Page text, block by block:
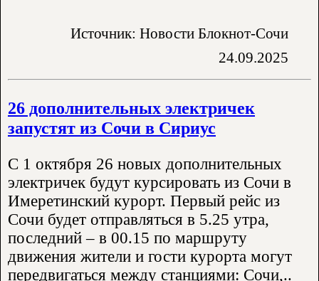
Источник: Новости Блокнот-Сочи
24.09.2025
26 дополнительных электричек
запустят из Сочи в Сириус
С 1 октября 26 новых дополнительных
электричек будут курсировать из Сочи в
Имеретинский курорт. Первый рейс из
Сочи будет отправляться в 5.25 утра,
последний – в 00.15 по маршруту
движения жители и гости курорта могут
передвигаться между станциями: Сочи,..